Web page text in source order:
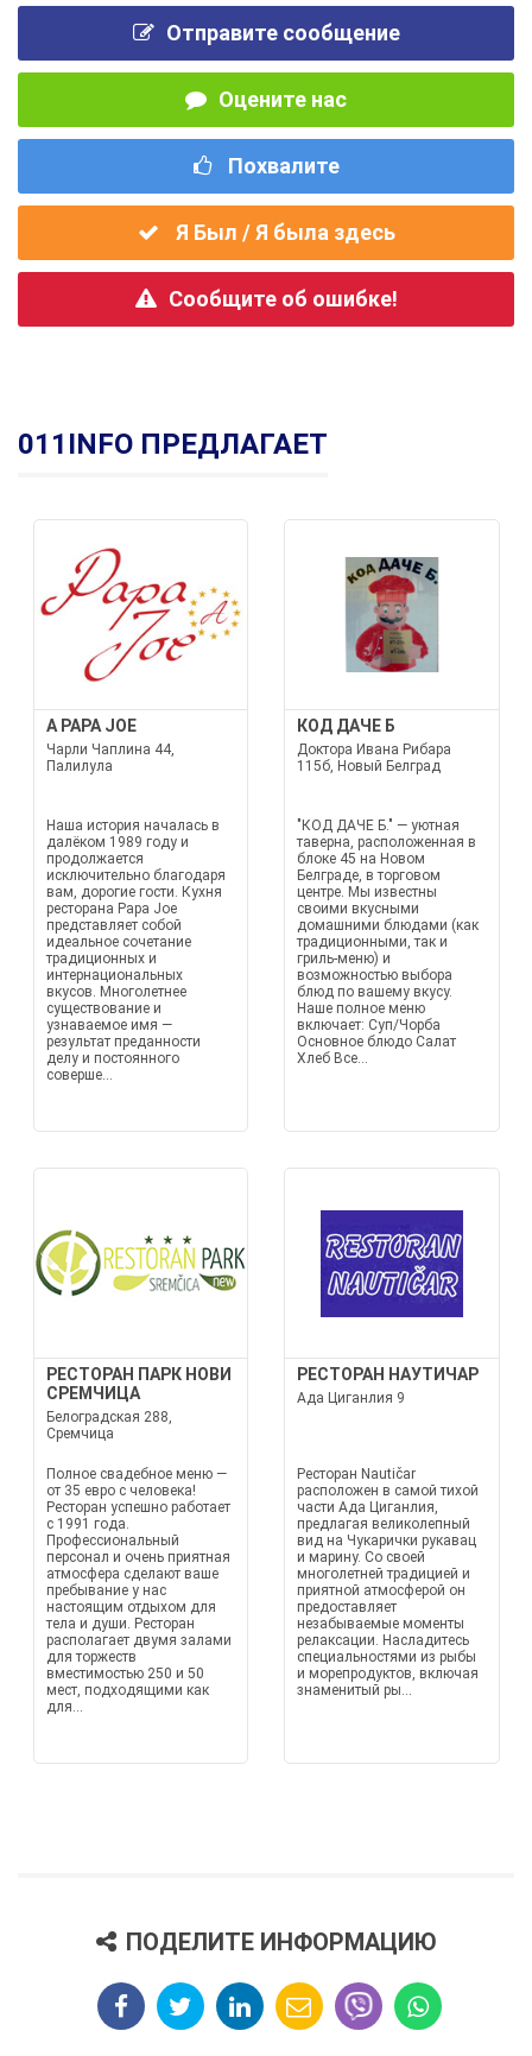
Отправите сообщение
Оцените нас
Похвалите
Я Был / Я была здесь
Сообщите об ошибке!
011INFO ПРЕДЛАГАЕТ
A PAPA JOE
Чарли Чаплина 44,
Палилула
Наша история началась в
далёком 1989 году и
продолжается
исключительно благодаря
вам, дорогие гости. Кухня
ресторана Papa Joe
представляет собой
идеальное сочетание
традиционных и
интернациональных
вкусов. Многолетнее
существование и
узнаваемое имя —
результат преданности
делу и постоянного
соверше...
КОД ДАЧЕ Б
Доктора Ивана Рибара
115б, Новый Белград
"КОД ДАЧЕ Б." — уютная
таверна, расположенная в
блоке 45 на Новом
Белграде, в торговом
центре. Мы известны
своими вкусными
домашними блюдами (как
традиционными, так и
гриль-меню) и
возможностью выбора
блюд по вашему вкусу.
Наше полное меню
включает: Суп/Чорба
Основное блюдо Салат
Хлеб Все...
РЕСТОРАН ПАРК НОВИ
СРЕМЧИЦА
Белоградская 288,
Сремчица
Полное свадебное меню —
от 35 евро с человека!
Ресторан успешно работает
с 1991 года.
Профессиональный
персонал и очень приятная
атмосфера сделают ваше
пребывание у нас
настоящим отдыхом для
тела и души. Ресторан
располагает двумя залами
для торжеств
вместимостью 250 и 50
мест, подходящими как
для...
РЕСТОРАН НАУТИЧАР
Ада Циганлия 9
Ресторан Nautičar
расположен в самой тихой
части Ада Циганлия,
предлагая великолепный
вид на Чукарички рукавац
и марину. Со своей
многолетней традицией и
приятной атмосферой он
предоставляет
незабываемые моменты
релаксации. Насладитесь
специальностями из рыбы
и морепродуктов, включая
знаменитый ры...
ПОДЕЛИТЕ ИНФОРМАЦИЮ